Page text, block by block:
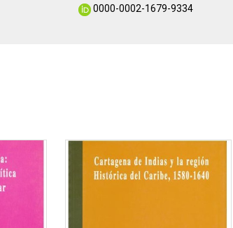
0000-0002-1679-9334